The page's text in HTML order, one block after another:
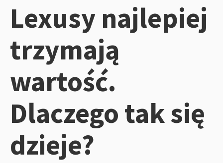
Lexusy najlepiej
trzymają
wartość.
Dlaczego tak się
dzieje?